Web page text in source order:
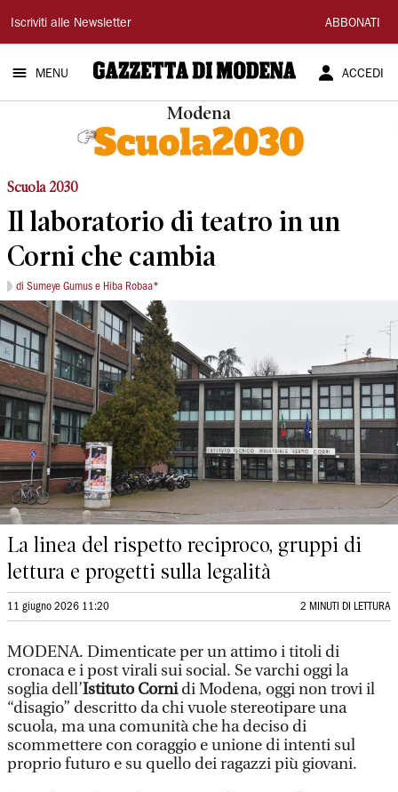
Gazzetta
di
Modena
Iscriviti alle Newsletter ABBONATI
MENU ACCEDI
Modena
Scuola 2030
Il laboratorio di teatro in un
Corni che cambia
di Sumeye Gumus e Hiba Robaa*
La linea del rispetto reciproco, gruppi di
lettura e progetti sulla legalità
11 giugno 2026 11:20 2 MINUTI DI LETTURA
MODENA. Dimenticate per un attimo i titoli di
cronaca e i post virali sui social. Se varchi oggi la
soglia dell’Istituto Cornidi Modena, oggi non trovi il
“disagio” descritto da chi vuole stereotipare una
scuola, ma una comunità che ha deciso di
scommettere con coraggio e unione di intenti sul
proprio futuro e su quello dei ragazzi più giovani.